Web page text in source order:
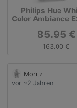
Philips Hue
Color Ambiance
dimmbar, 16
Farben,
App,
Echo Dot):
Beleuchtung
85.95 €
163.00 €
Moritz
vor ~2 Jahren